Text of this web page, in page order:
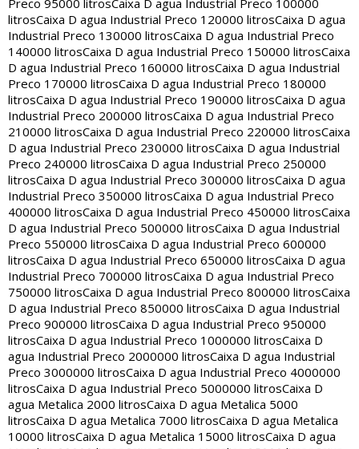
Preco 95000 litrosCaixa D agua Industrial Preco 100000
litrosCaixa D agua Industrial Preco 120000 litrosCaixa D agua
Industrial Preco 130000 litrosCaixa D agua Industrial Preco
140000 litrosCaixa D agua Industrial Preco 150000 litrosCaixa
D agua Industrial Preco 160000 litrosCaixa D agua Industrial
Preco 170000 litrosCaixa D agua Industrial Preco 180000
litrosCaixa D agua Industrial Preco 190000 litrosCaixa D agua
Industrial Preco 200000 litrosCaixa D agua Industrial Preco
210000 litrosCaixa D agua Industrial Preco 220000 litrosCaixa
D agua Industrial Preco 230000 litrosCaixa D agua Industrial
Preco 240000 litrosCaixa D agua Industrial Preco 250000
litrosCaixa D agua Industrial Preco 300000 litrosCaixa D agua
Industrial Preco 350000 litrosCaixa D agua Industrial Preco
400000 litrosCaixa D agua Industrial Preco 450000 litrosCaixa
D agua Industrial Preco 500000 litrosCaixa D agua Industrial
Preco 550000 litrosCaixa D agua Industrial Preco 600000
litrosCaixa D agua Industrial Preco 650000 litrosCaixa D agua
Industrial Preco 700000 litrosCaixa D agua Industrial Preco
750000 litrosCaixa D agua Industrial Preco 800000 litrosCaixa
D agua Industrial Preco 850000 litrosCaixa D agua Industrial
Preco 900000 litrosCaixa D agua Industrial Preco 950000
litrosCaixa D agua Industrial Preco 1000000 litrosCaixa D
agua Industrial Preco 2000000 litrosCaixa D agua Industrial
Preco 3000000 litrosCaixa D agua Industrial Preco 4000000
litrosCaixa D agua Industrial Preco 5000000 litrosCaixa D
agua Metalica 2000 litrosCaixa D agua Metalica 5000
litrosCaixa D agua Metalica 7000 litrosCaixa D agua Metalica
10000 litrosCaixa D agua Metalica 15000 litrosCaixa D agua